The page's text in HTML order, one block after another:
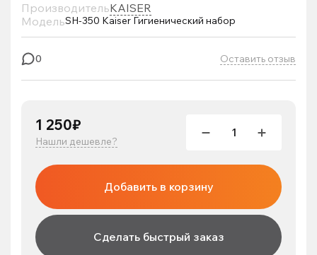
ПроизводительKAISER
МодельSH-350 Kaiser Гигиенический набор
0 Оставить отзыв
1 250₽
Нашли дешевле?
Добавить в корзину
Сделать быстрый заказ